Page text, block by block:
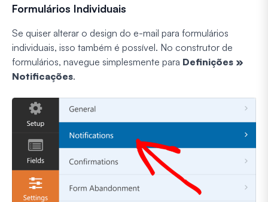
Formulários Individuais
Se quiser alterar o design do e-mail para formulários
individuais, isso também é possível. No construtor de
formulários, navegue simplesmente para Definições »
Notificações.